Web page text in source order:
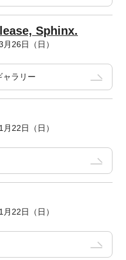
Sphinx.
26日（日）
ャラリー
22日（日）
22日（日）